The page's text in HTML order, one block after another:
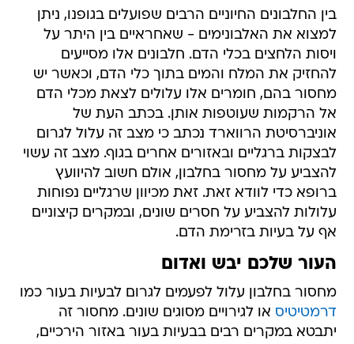
בין החלבונים החיוניים הרבים שפועלים בגופנו, ניתן
למצוא את האלבונימים - שאחראיים בין היתר על
ויסות הלחצים בכלי הדם. חלבונים אלו מסייעים
להחזיק את המלח והמים בתוך כלי הדם, וכאשר יש
מחסור בהם, חומרים אלו עלולים לצאת מכלי הדם
אל הרקמות שעוטפות אותן. בכתב העת של
אוניברסיטת הרווארד נכתב כי מצב זה עלול לגרום
לבצקות ברגליים ובאזורים אחרים בגוף. מצב זה עשוי
להצביע על מחסור בחלבון, אולם חשוב להיוועץ
ברופא כדי לוודא זאת. זאת מכיוון שרגליים נפוחות
עלולות להצביע על חסרים שונים, ובמקרים קיצוניים
אף על בעיות בזרימת הדם.
העור שלכם יבש ואדום
מחסור בחלבון עלול לפעמים לגרום לבעיות בעור כמו
דרמטיטיס או לגירויים מסוגים שונים. מחסור זה
יתבטא במקרים רבים בבעיות בעור באזור הירכיים,